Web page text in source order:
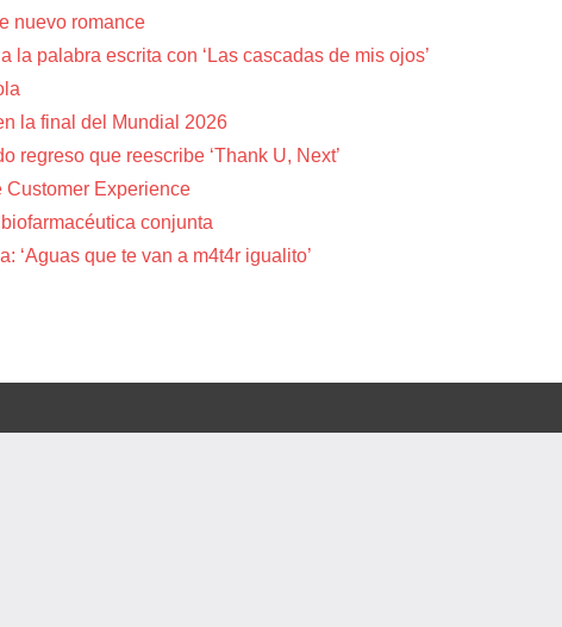
nuevo romance
palabra escrita con ‘Las cascadas de mis ojos’
la final del Mundial 2026
regreso que reescribe ‘Thank U, Next’
Customer Experience
conjunta
‘Aguas que te van a m4t4r igualito’